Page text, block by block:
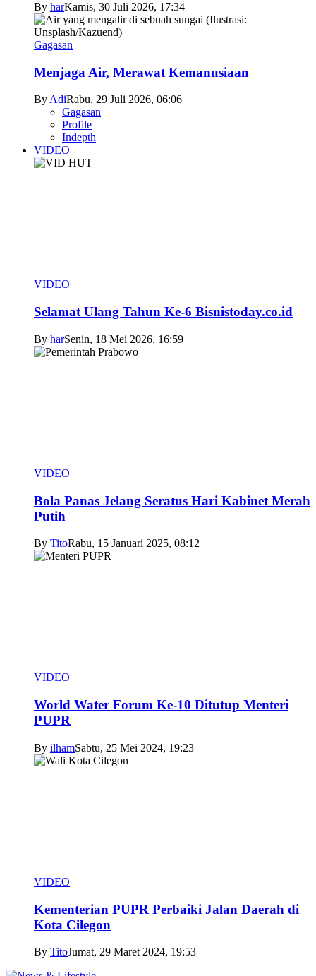
By harKamis, 30 Juli 2026, 17:34
Gagasan
Menjaga Air, Merawat Kemanusiaan
ByAdiRabu, 29 Juli 2026, 06:06
Gagasan
Profile
Indepth
VIDEO
VIDEO
Selamat Ulang Tahun Ke-6 Bisnistoday.co.id
By harSenin, 18 Mei 2026, 16:59
VIDEO
Bola Panas Jelang Seratus Hari Kabinet Merah
Putih
By TitoRabu, 15 Januari 2025, 08:12
VIDEO
World Water Forum Ke-10 Ditutup Menteri
PUPR
By ilhamSabtu, 25 Mei 2024, 19:23
VIDEO
Kementerian PUPR Perbaiki Jalan Daerah di
Kota Cilegon
By TitoJumat, 29 Maret 2024, 19:53